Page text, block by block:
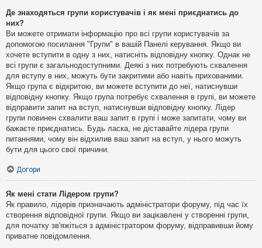
Де знаходяться групи користувачів і як мені приєднатись до
них?
Ви можете отримати інформацію про всі групи користувачів за
допомогою посилання "Групи" в вашій Панелі керування. Якщо ви
хочете вступити в одну з них, натисніть відповідну кнопку. Однак не
всі групи є загальнодоступними. Деякі з них потребують схвалення
для вступу в них, можуть бути закритими або навіть прихованими.
Якщо група є відкритою, ви можете вступити до неї, натиснувши
відповідну кнопку. Якщо група потребує схвалення в групі, ви можете
відправити запит на вступ, натиснувши відповідну кнопку. Лідер
групи повинен схвалити ваш запит в групі і може запитати, чому ви
бажаєте приєднатись. Будь ласка, не діставайте лідера групи
питаннями, чому він відхилив ваш запит на вступ, у нього можуть
бути для цього свої причини.
Догори
Як мені стати Лідером групи?
Як правило, лідерів призначають адміністратори форуму, під час їх
створення відповідної групи. Якщо ви зацікавлені у створенні групи,
для початку зв'яжіться з адміністратором форуму, відправивши йому
приватне повідомлення.